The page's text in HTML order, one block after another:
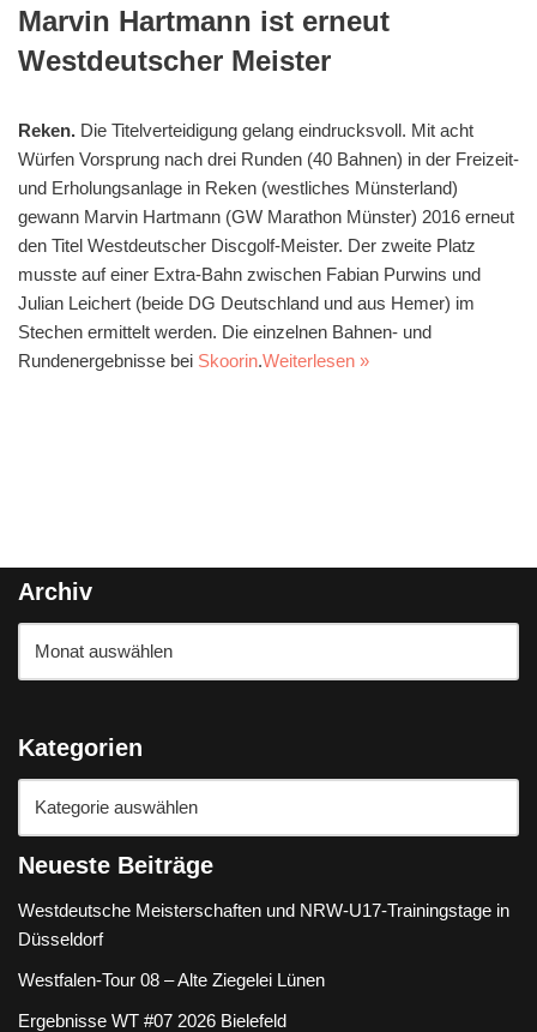
Marvin Hartmann ist erneut
Westdeutscher Meister
Reken. Die Titelverteidigung gelang eindrucksvoll. Mit acht
Würfen Vorsprung nach drei Runden (40 Bahnen) in der Freizeit-
und Erholungsanlage in Reken (westliches Münsterland)
gewann Marvin Hartmann (GW Marathon Münster) 2016 erneut
den Titel Westdeutscher Discgolf-Meister. Der zweite Platz
musste auf einer Extra-Bahn zwischen Fabian Purwins und
Julian Leichert (beide DG Deutschland und aus Hemer) im
Stechen ermittelt werden. Die einzelnen Bahnen- und
Rundenergebnisse bei Skoorin.Weiterlesen »
Archiv
Kategorien
Neueste Beiträge
Westdeutsche Meisterschaften und NRW-U17-Trainingstage in
Düsseldorf
Westfalen-Tour 08 – Alte Ziegelei Lünen
Ergebnisse WT #07 2026 Bielefeld